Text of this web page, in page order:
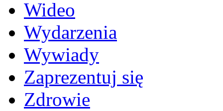
Wideo
Wydarzenia
Wywiady
Zaprezentuj się
Zdrowie